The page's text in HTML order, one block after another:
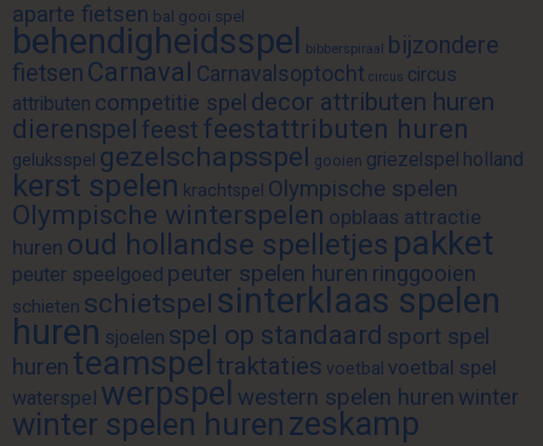
aparte fietsen bal gooi spel
behendigheidsspel bibberspiraal bijzondere
fietsen Carnaval Carnavalsoptocht circus circus
attributen competitie spel decor attributen huren
dierenspel feest feestattributen huren
geluksspel gezelschapsspel gooien griezelspel holland
kerst spelen krachtspel Olympische spelen
Olympische winterspelen opblaas attractie
huren oud hollandse spelletjes pakket
peuter speelgoed peuter spelen huren ringgooien
schieten schietspel sinterklaas spelen
huren sjoelen spel op standaard sport spel
huren teamspel traktaties voetbal voetbal spel
waterspel werpspel western spelen huren winter
winter spelen huren zeskamp